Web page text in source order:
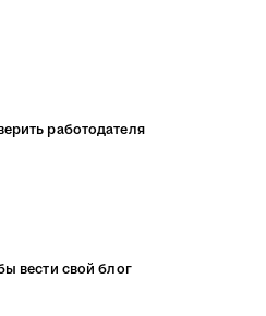
работодателя
вести свой блог